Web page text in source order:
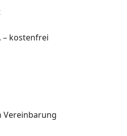
– kostenfrei
Vereinbarung